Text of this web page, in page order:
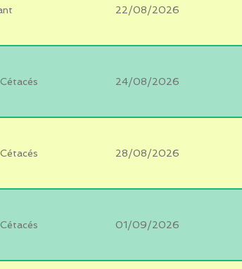
22/08/2026
24/08/2026
28/08/2026
01/09/2026